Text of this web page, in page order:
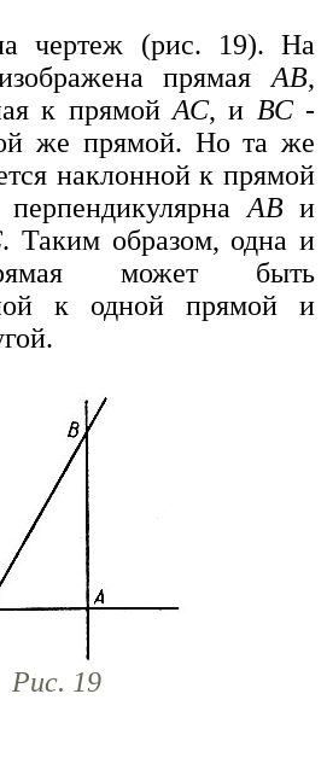
чертеж (рис. 19). На
прямая АВ,
к прямой АС, и ВС-
же прямой. Но та же
наклонной к прямой
перпендикулярна АВи
. Таким образом, одна и
может быть
к одной прямой и
Рис. 19